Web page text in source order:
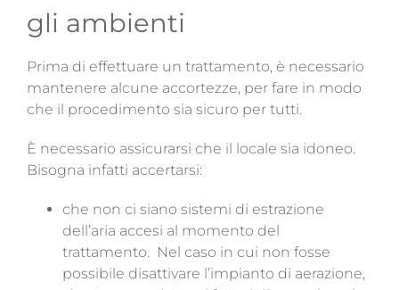
gli ambienti
Prima di effettuare un trattamento, è necessario
mantenere alcune accortezze, per fare in modo
che il procedimento sia sicuro per tutti.
È necessario assicurarsi che il locale sia idoneo.
Bisogna infatti accertarsi:
che non ci siano sistemi di estrazione
dell’aria accesi al momento del
trattamento. Nel caso in cui non fosse
possibile disattivare l’impianto di aerazione,